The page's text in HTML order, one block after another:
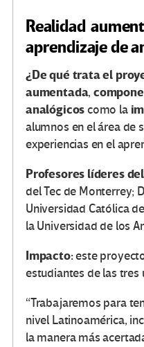
Realidad
aprendizaje de
¿De qué trata el
aumentada,
analógicoscomo la
alumnos en el área de
experiencias en el
Profesores líderes
del Tec de Monterrey;
Universidad Católica
la Universidad de los
Impacto:este
estudiantes de las tres
“Trabajaremos para
nivel Latinoamérica,
la manera más